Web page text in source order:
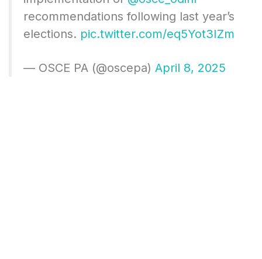
recommendations following last year’s
elections. pic.twitter.com/eq5Yot3IZm
— OSCE PA (@oscepa) April 8, 2025